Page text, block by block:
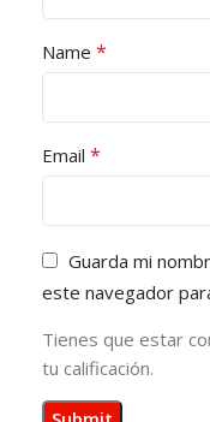
Name *
Email *
Guarda mi
este navegador
Tienes que estar
tu calificación.